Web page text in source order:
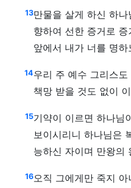
13만물을 살게 하신 하
향하여 선한 증거로
앞에서 내가 너를 명하
14우리 주 예수 그리스
책망 받을 것도 없이
15기약이 이르면 하나님
보이시리니 하나님은
능하신 자이며 만왕의
16오직 그에게만 죽지